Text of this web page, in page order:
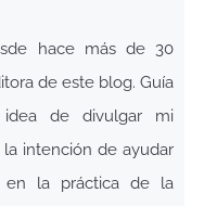
hace más de 30
de este blog. Guía
de divulgar mi
intención de ayudar
la práctica de la